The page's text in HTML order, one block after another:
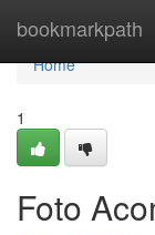
bookmarkpath
Home
Home
1
Foto